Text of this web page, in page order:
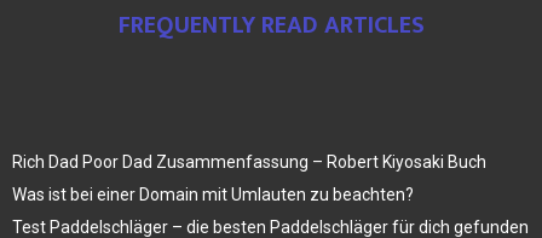
FREQUENTLY READ ARTICLES
Rich Dad Poor Dad Zusammenfassung – Robert Kiyosaki Buch
Was ist bei einer Domain mit Umlauten zu beachten?
Test Paddelschläger – die besten Paddelschläger für dich gefunden